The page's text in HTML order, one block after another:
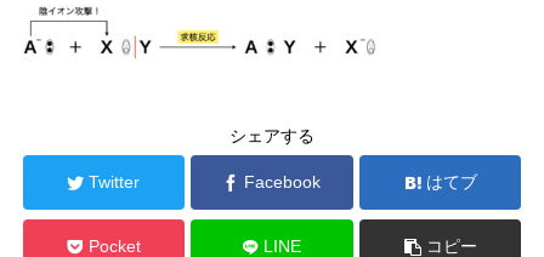
シェアする
Twitter Facebook はてブ
Pocket LINE コピー